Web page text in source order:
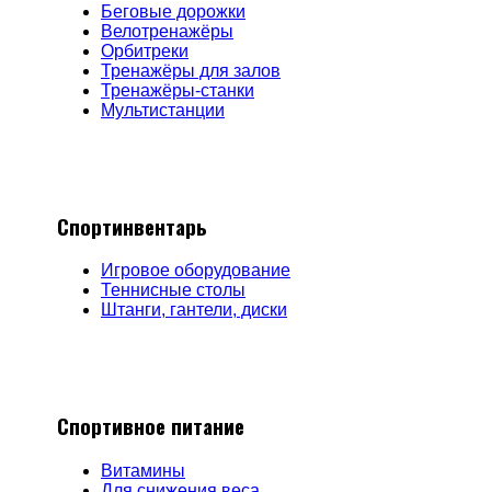
Беговые дорожки
Велотренажёры
Орбитреки
Тренажёры для залов
Тренажёры-станки
Мультистанции
Спортинвентарь
Игровое оборудование
Теннисные столы
Штанги, гантели, диски
Спортивное питание
Витамины